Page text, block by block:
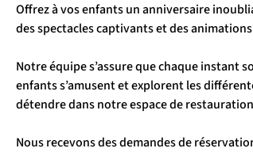
Offrez à vos enfants un anniversaire
des spectacles captivants et des
Notre équipe s’assure que chaque instant
enfants s’amusent et explorent les
détendre dans notre espace de
Nous recevons des demandes de